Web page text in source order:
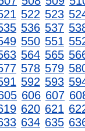
522 523
536 537
550 551
564 565
578 579
592 593
606 607
620 621
634 635